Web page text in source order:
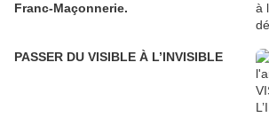
Franc-Maçonnerie.
PASSER DU VISIBLE À L’INVISIBLE